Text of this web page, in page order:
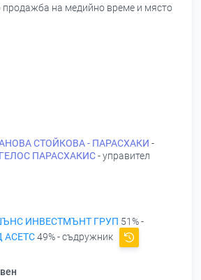
продажба на медийно време и място
СТОЙКОВА - ПАРАСХАКИ -
ПАРАСХАКИС- управител
ИНВЕСТМЪНТ ГРУП 51% -
АСЕТС49% - съдружник